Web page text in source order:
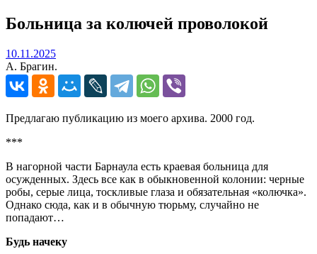
Больница за колючей проволокой
10.11.202510.11.2025
А. Брагин.
Предлагаю публикацию из моего архива. 2000 год.
***
В нагорной части Барнаула есть краевая больница для
осужденных. Здесь все как в обыкновенной колонии: черные
робы, серые лица, тоскливые глаза и обязательная «колючка».
Однако сюда, как и в обычную тюрьму, случайно не
попадают…
Будь начеку